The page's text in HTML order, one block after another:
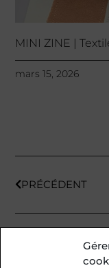
MINI ZINE |
mars 15, 2026
PRÉCÉDENT